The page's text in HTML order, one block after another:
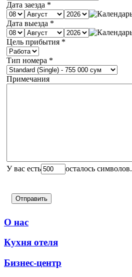
Дата заезда *
Дата выезда *
Цель прибытия *
Тип номера *
Примечания
У вас есть осталось символов.
О нас
Кухня отеля
Бизнес-центр